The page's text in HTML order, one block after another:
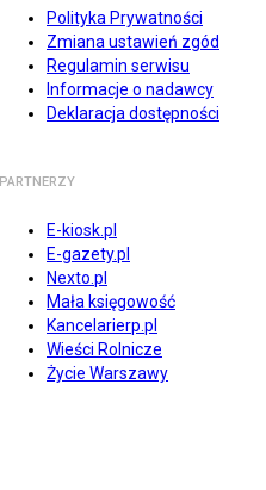
Polityka Prywatności
Zmiana ustawień zgód
Regulamin serwisu
Informacje o nadawcy
Deklaracja dostępności
PARTNERZY
E-kiosk.pl
E-gazety.pl
Nexto.pl
Mała księgowość
Kancelarierp.pl
Wieści Rolnicze
Życie Warszawy